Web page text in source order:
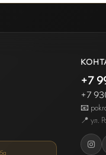
+7
+7
📧
📍 ул.